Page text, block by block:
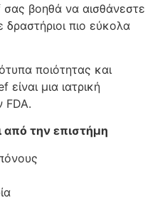
βοηθά να αισθάνεστε
πιο εύκολα
ποιότητας και
μια ιατρική
FDA.
την επιστήμη